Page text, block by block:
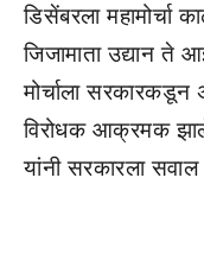
डिसेंबरला महामोर्चा
जिजामाता उद्यान ते
मोर्चाला सरकारकडून
विरोधक आक्रमक
यांनी सरकारला